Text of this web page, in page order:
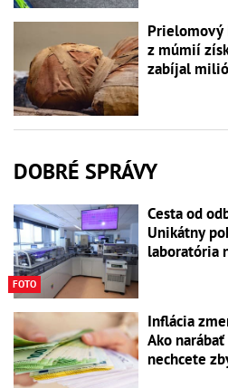
Prielomový
z múmií
zabíjal
DOBRÉ SPRÁVY
FOTO
Cesta od
Unikátny
laboratória
Inflácia
Ako
nechcete